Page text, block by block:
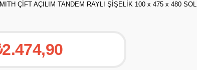
ÇİFT AÇILIM TANDEM RAYLI ŞİŞELİK 100 x 475 x 480 SOL